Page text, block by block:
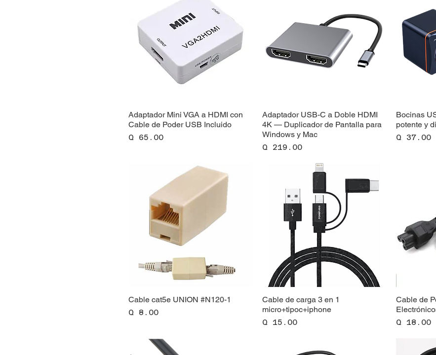
Adaptador Mini VGA a HDMI con
Cable de Poder USB Incluido
Precio
Q 65.00
Adaptador USB-C a Doble HDMI
4K — Duplicador de Pantalla para
Windows y Mac
Precio
Q 219.00
Bocinas
potente y
Precio
Q 37.00
Cable cat5e UNION #N120-1
Precio
Q 8.00
Cable de carga 3 en 1
micro+tipoc+iphone
Precio
Q 15.00
Cable de
Precio
Q 18.00